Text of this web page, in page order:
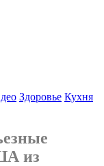
Здоровье Кухня
из